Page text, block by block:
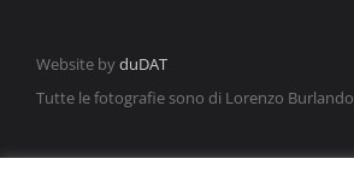
Website byduDAT
Tutte le fotografie sono di Lorenzo Burlando